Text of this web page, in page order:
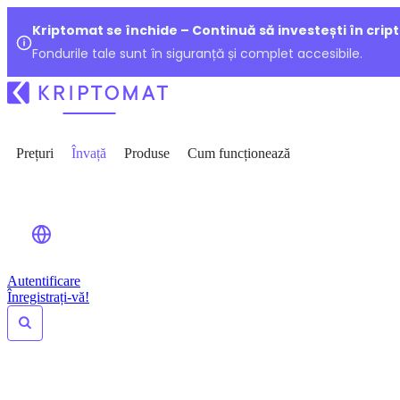
Kriptomat se închide – Continuă să investești în
Fondurile tale sunt în siguranță și complet accesibile.
Prețuri Învață Produse Cum funcționează
Autentificare
Înregistrați-vă!